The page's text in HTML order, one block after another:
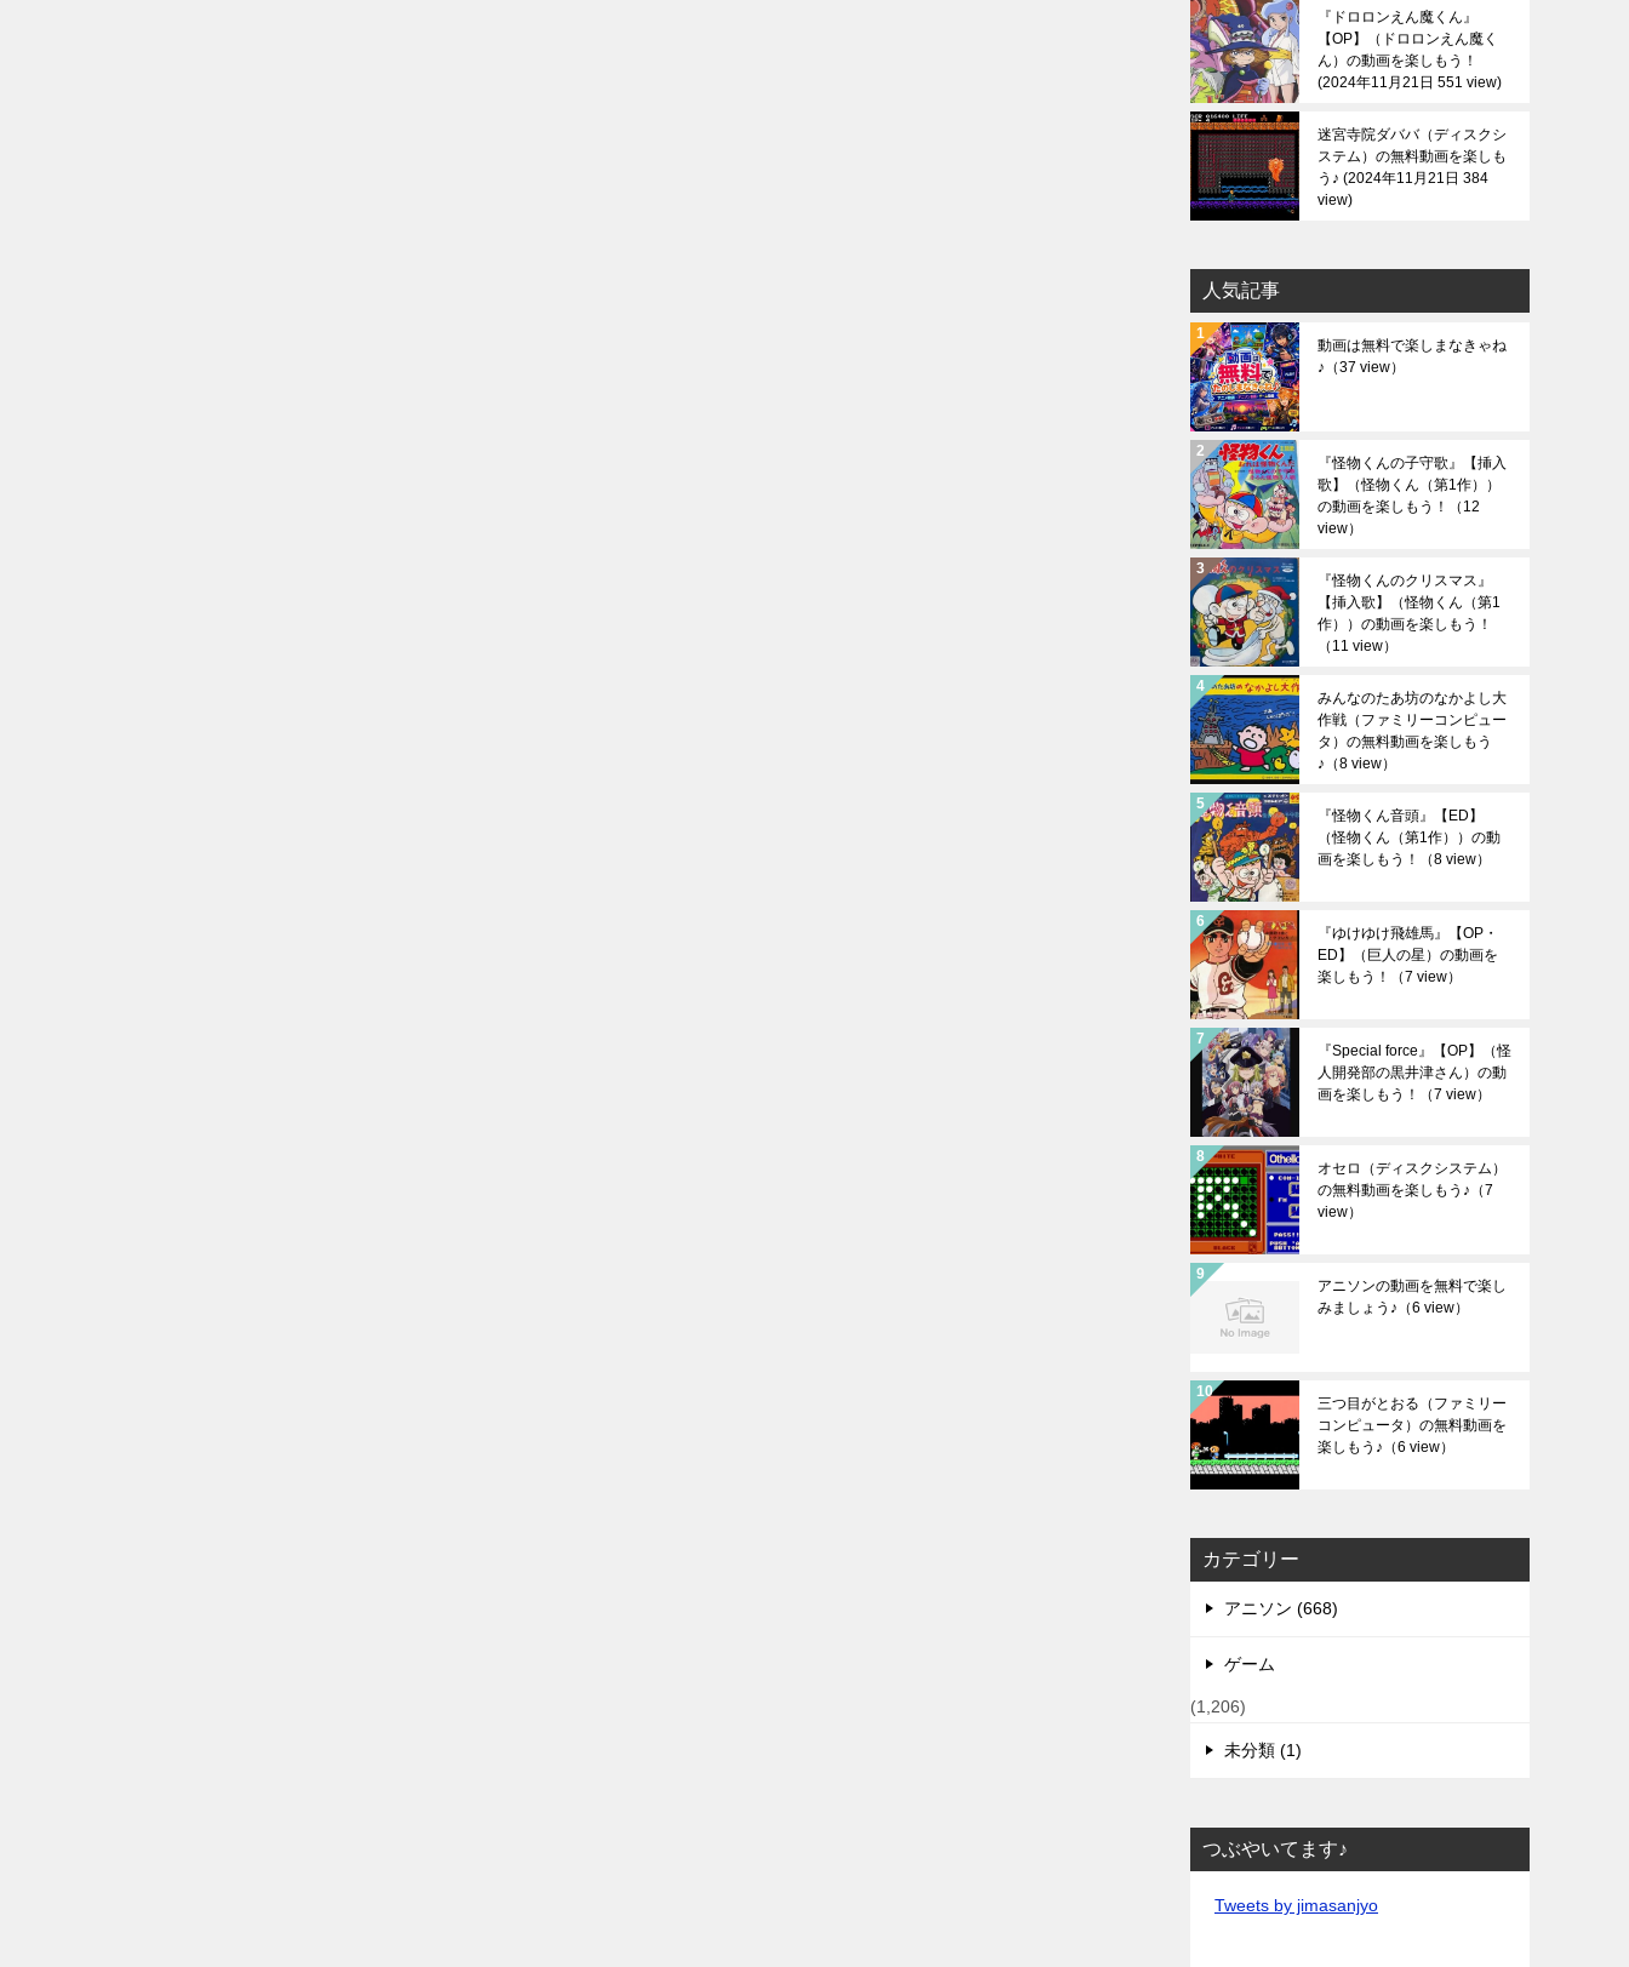
『ドロロンえん魔くん』
【OP】（ドロロンえん魔く
ん）の動画を楽しもう！
2024年11月21日 551 view
迷宮寺院ダババ（ディスクシ
ステム）の無料動画を楽しも
う♪ 2024年11月21日 384
view
人気記事
動画は無料で楽しまなきゃね
♪ （37 view）
『怪物くんの子守歌』【挿入
歌】（怪物くん（第1作））
の動画を楽しもう！
（12
view）
『怪物くんのクリスマス』
【挿入歌】（怪物くん（第1
作））の動画を楽しもう！
（11 view）
みんなのたあ坊のなかよし大
作戦（ファミリーコンピュー
タ）の無料動画を楽しもう
♪ （8 view）
『怪物くん音頭』【ED】
（怪物くん（第1作））の動
画を楽しもう！
（8 view）
『ゆけゆけ飛雄馬』【OP・
ED】（巨人の星）の動画を
楽しもう！
（7 view）
『Special force』【OP】（怪
人開発部の黒井津さん）の動
画を楽しもう！
（7 view）
オセロ（ディスクシステム）
の無料動画を楽しもう♪ （7
view）
アニソンの動画を無料で楽し
みましょう♪ （6 view）
三つ目がとおる（ファミリー
コンピュータ）の無料動画を
楽しもう♪ （6 view）
カテゴリー
アニソン (668)
ゲーム
(1,206)
未分類 (1)
つぶやいてます♪
Tweets by jimasanjyo